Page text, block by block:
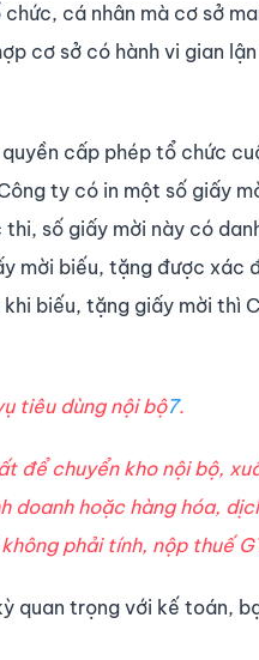
cá nhân mà cơ sở
cơ sở có hành vi gian
cấp phép tổ chức
ty có in một số giấy
số giấy mời này có
mời biếu, tặng được xác
biếu, tặng giấy mời thì
tiêu dùng nội bộ7.
để chuyển kho nội bộ,
hoặc hàng hóa,
phải tính, nộp thuế
quan trọng với kế toán,